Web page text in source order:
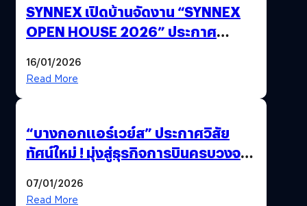
SYNNEX เปิดบ้านจัดงาน “SYNNEX
OPEN HOUSE 2026” ประกาศ
ได้ 53,000 ล้านบาท
16/01/2026
Read More
“บางกอกแอร์เวย์ส” ประกาศวิสัย
ทัศน์ใหม่ ! มุ่งสู่ธุรกิจการบินครบวงจร
สังคม
07/01/2026
Read More